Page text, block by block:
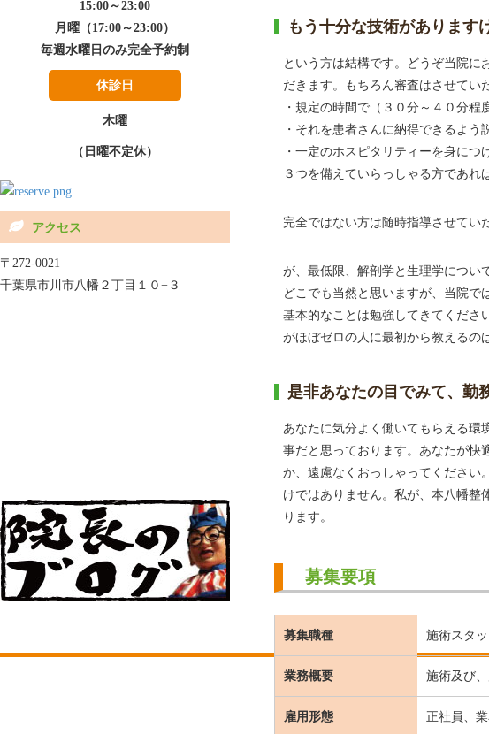
もう十分な技術があります
という方は結構です。どうぞ当院に
だきます。もちろん審査はさせてい
・規定の時間で（３０分～４０分
・それを患者さんに納得できるよう
・一定のホスピタリティーを身に
３つを備えていらっしゃる方であれ
完全ではない方は随時指導させてい
が、最低限、解剖学と生理学につい
どこでも当然と思いますが、当院で
基本的なことは勉強してきてくださ
がほぼゼロの人に最初から教えるの
是非あなたの目でみて、勤
あなたに気分よく働いてもらえる環
事だと思っております。あなたが快
か、遠慮なくおっしゃってください
けではありません。私が、本八幡整
ります。
募集要項
募集職種 施術スタ
業務概要 施術及び
雇用形態 正社員、
15:00～23:00
月曜（17:00～23:00）
毎週水曜日のみ完全予約制
休診日
木曜
（日曜不定休）
アクセス
〒272-0021
千葉県市川市八幡２丁目１０−３